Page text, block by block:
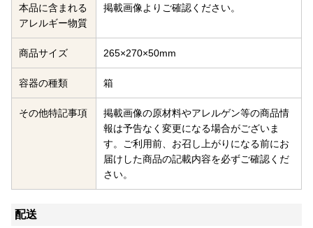
本品に含まれる
アレルギー物質
掲載画像よりご確認ください。
商品サイズ 265×270×50mm
容器の種類 箱
その他特記事項
掲載画像の原材料やアレルゲン等の商品情
報は予告なく変更になる場合がございま
す。ご利用前、お召し上がりになる前にお
届けした商品の記載内容を必ずご確認くだ
さい。
配送